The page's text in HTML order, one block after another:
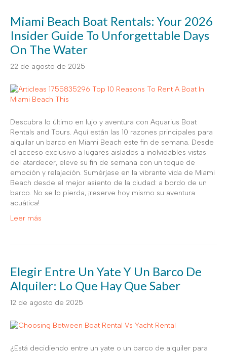
Miami Beach Boat Rentals: Your 2026
Insider Guide To Unforgettable Days
On The Water
22 de agosto de 2025
Descubra lo último en lujo y aventura con Aquarius Boat
Rentals and Tours. Aquí están las 10 razones principales para
alquilar un barco en Miami Beach este fin de semana. Desde
el acceso exclusivo a lugares aislados a inolvidables vistas
del atardecer, eleve su fin de semana con un toque de
emoción y relajación. Sumérjase en la vibrante vida de Miami
Beach desde el mejor asiento de la ciudad: a bordo de un
barco. No se lo pierda, ¡reserve hoy mismo su aventura
acuática!
Leer más
Elegir Entre Un Yate Y Un Barco De
Alquiler: Lo Que Hay Que Saber
12 de agosto de 2025
¿Está decidiendo entre un yate o un barco de alquiler para